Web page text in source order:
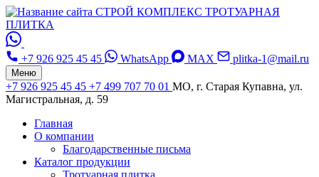
СТРОЙ КОМПЛЕКС ТРОТУАРНАЯ
ПЛИТКА
+7 926 925 45 45 WhatsApp MAX plitka-1@mail.ru
Меню
+7 926 925 45 45 +7 499 707 70 01 МО, г. Старая Купавна, ул.
Магистральная, д. 59
Главная
О компании
Благодарственные письма
Каталог продукции
Тротуарная плитка